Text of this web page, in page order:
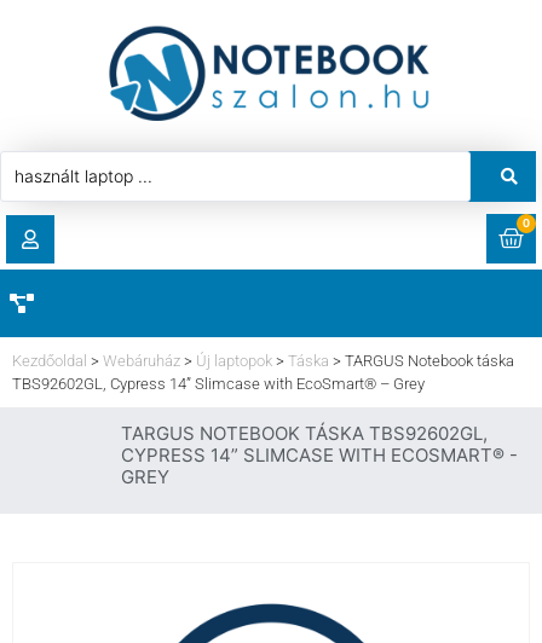
LETÖLTÉSEK
0
HASZNÁLT LAPTOP
AKCIÓ
KOMPONENS
Kezdőoldal > Webáruház > Új laptopok > Táska > TARGUS Notebook táska
TBS92602GL, Cypress 14” Slimcase with EcoSmart® – Grey
TARGUS NOTEBOOK TÁSKA TBS92602GL,
CYPRESS 14” SLIMCASE WITH ECOSMART® -
GREY